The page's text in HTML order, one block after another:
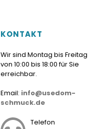
KONTAKT
Wir sind Montag bis Freitag
von 10:00 bis 18:00 für Sie
erreichbar.
Email: info@usedom-
schmuck.de
Telefon